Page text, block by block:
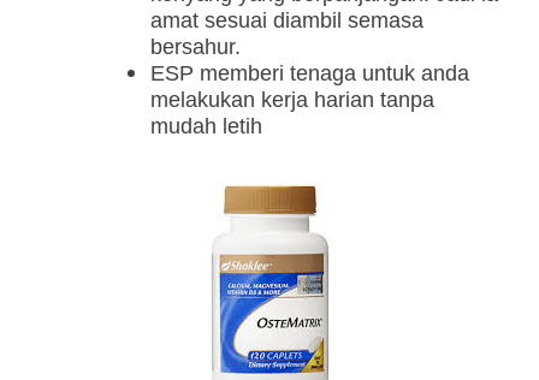
amat sesuai diambil semasa
bersahur.
ESP memberi tenaga untuk anda
melakukan kerja harian tanpa
mudah letih